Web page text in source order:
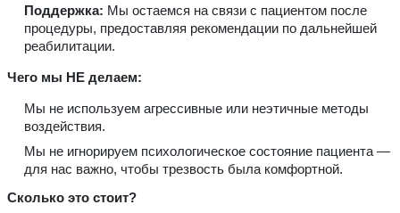
Поддержка: Мы остаемся на связи с пациентом после
процедуры, предоставляя рекомендации по дальнейшей
реабилитации.
Чего мы НЕ делаем:
Мы не используем агрессивные или неэтичные методы
воздействия.
Мы не игнорируем психологическое состояние пациента —
для нас важно, чтобы трезвость была комфортной.
Сколько это стоит?